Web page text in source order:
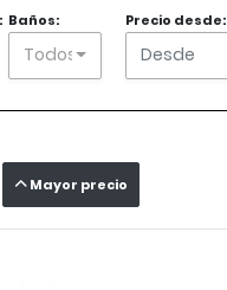
Baños:
Todos
Precio desde:
Mayor precio